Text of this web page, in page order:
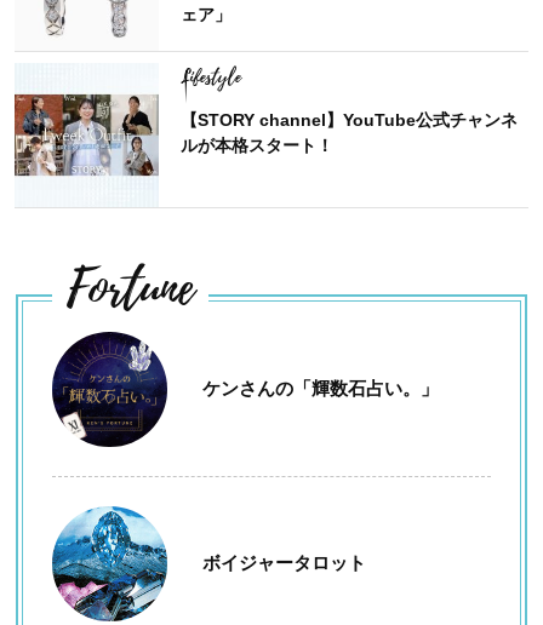
ェア」
Lifestyle
【STORY channel】YouTube公式チャンネ
ルが本格スタート！
Fortune
ケンさんの「輝数石占い。」
ボイジャータロット